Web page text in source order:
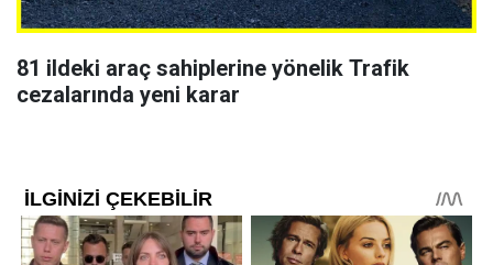
81 ildeki araç sahiplerine yönelik Trafik
cezalarında yeni karar